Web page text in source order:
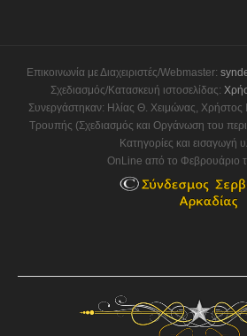
Επικοινωνία με Διαχειριστές/Webmaster:
Σχεδιασμός/Κατασκευή ιστοσελίδας:
Συνεργάστηκαν: Ηλίας Θ. Χειμώνας,
Τρουπής (Σχεδιασμός και Οργάνωση του
Κατηγορίες και εισαγωγή
OnLine από το Φεβρουάριο